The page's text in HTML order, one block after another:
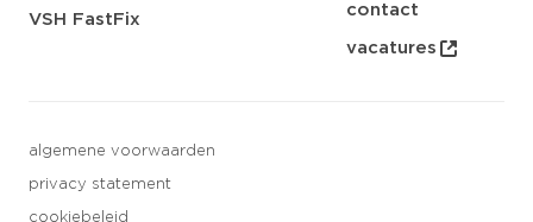
VSH FastFix
contact
vacatures
algemene voorwaarden
privacy statement
cookiebeleid